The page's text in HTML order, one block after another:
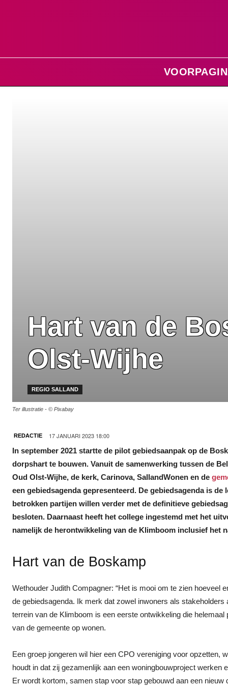
Hart van de
Olst-Wijhe
REGIO SALLAND
Ter illustratie - © Pixabay
REDACTIE 17 JANUARI 2023 18:00
In september 2021 startte de pilot gebiedsaanpak op de
dorpshart te bouwen. Vanuit de samenwerking tussen de
Oud Olst-Wijhe, de kerk, Carinova, SallandWonen en de
een gebiedsagenda gepresenteerd. De gebiedsagenda is
betrokken partijen willen verder met de definitieve
besloten. Daarnaast heeft het college ingestemd met het
namelijk de herontwikkeling van de Klimboom inclusief het
Hart van de Boskamp
Wethouder Judith Compagner: “Het is mooi om te zien hoeveel
de gebiedsagenda. Ik merk dat zowel inwoners als
terrein van de Klimboom is een eerste ontwikkeling die
van de gemeente op wonen.
Een groep jongeren wil hier een CPO vereniging voor
houdt in dat zij gezamenlijk aan een woningbouwproject
Er wordt kortom, samen stap voor stap gebouwd aan een nieuw